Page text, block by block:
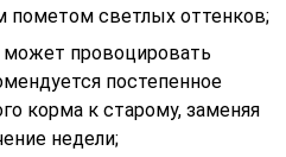
пометом светлых оттенков;
может провоцировать
постепенное
корма к старому, заменяя
недели;